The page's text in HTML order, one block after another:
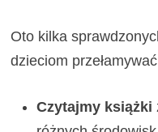
Oto kilka
dzieciom
Czytajmy książki